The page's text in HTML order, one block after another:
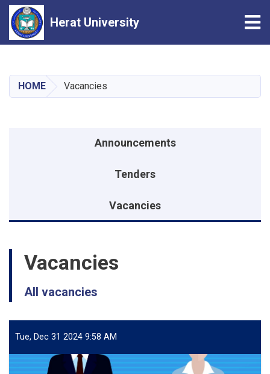
content
Herat University
HOME Vacancies
Announcements
Tenders
Vacancies
Vacancies
All vacancies
Tue, Dec 31 2024 9:58 AM